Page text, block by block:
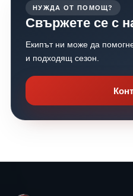
НУЖДА ОТ ПОМОЩ?
Свържете се с
Екипът ни може да
и подходящ сезон.